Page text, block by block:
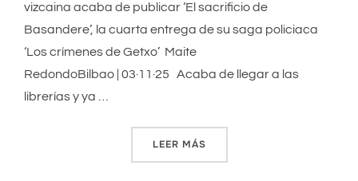
vizcaina acaba de publicar ‘El sacrificio de
Basandere’, la cuarta entrega de su saga policiaca
‘Los crímenes de Getxo’ Maite
RedondoBilbao | 03·11·25 Acaba de llegar a las
librerías y ya …
LEER MÁS